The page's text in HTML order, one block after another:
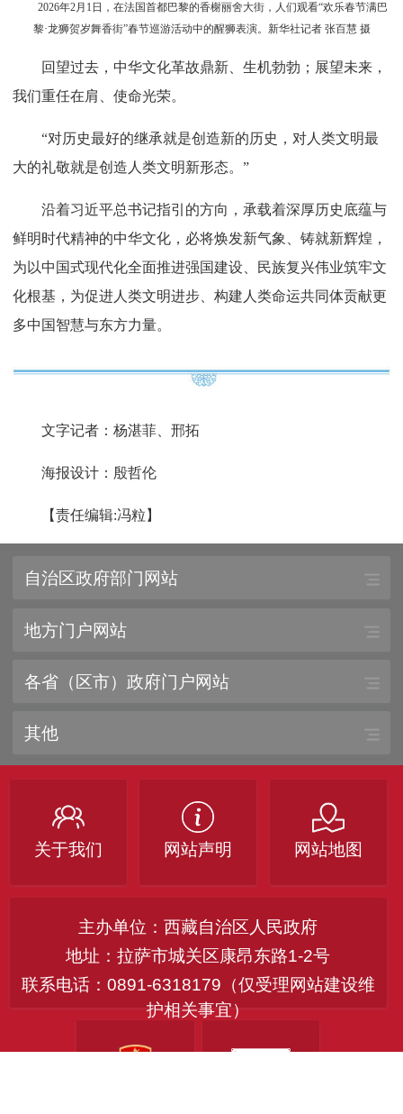
2026年2月1日，在法国首都巴黎的香榭丽舍大街，人们观看“欢乐春节满巴
黎·龙狮贺岁舞香街”春节巡游活动中的醒狮表演。新华社记者 张百慧 摄
回望过去，中华文化革故鼎新、生机勃勃；展望未来，
我们重任在肩、使命光荣。
“对历史最好的继承就是创造新的历史，对人类文明最
大的礼敬就是创造人类文明新形态。”
沿着习近平总书记指引的方向，承载着深厚历史底蕴与
鲜明时代精神的中华文化，必将焕发新气象、铸就新辉煌，
为以中国式现代化全面推进强国建设、民族复兴伟业筑牢文
化根基，为促进人类文明进步、构建人类命运共同体贡献更
多中国智慧与东方力量。
文字记者：杨湛菲、邢拓
海报设计：殷哲伦
【责任编辑:冯粒】
自治区政府部门网站
地方门户网站
各省（区市）政府门户网站
其他
关于我们 网站声明 网站地图
主办单位：西藏自治区人民政府
地址：拉萨市城关区康昂东路1-2号
联系电话：0891-6318179（仅受理网站建设维
护相关事宜）